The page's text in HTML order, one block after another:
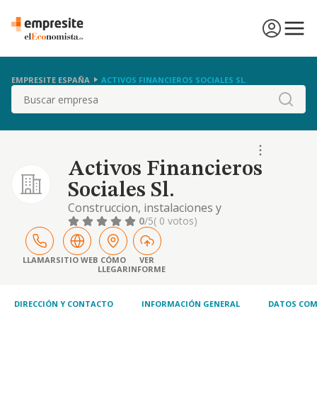
EMPRESITE ESPAÑA ACTIVOS FINANCIEROS SOCIALES SL.
Buscar
Activos Financieros
Sociales Sl.
Construccion, instalaciones y
mantenimiento. comercio al por mayor y al
por menor. distribucion comercial.
importacion y exportacion. actividades
inmobiliarias. actividades profesionales.
industrias manufactureras, etc
0/5( 0 votos)
LLAMARSITIO WEB CÓMO
LLEGAR
VER
INFORME
DIRECCIÓN Y CONTACTO INFORMACIÓN GENERAL DATOS